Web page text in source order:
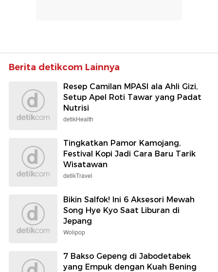
Berita detikcom Lainnya
Resep Camilan MPASI ala Ahli Gizi,
Setup Apel Roti Tawar yang Padat
Nutrisi
detikHealth
Tingkatkan Pamor Kamojang,
Festival Kopi Jadi Cara Baru Tarik
Wisatawan
detikTravel
Bikin Salfok! Ini 6 Aksesori Mewah
Song Hye Kyo Saat Liburan di
Jepang
Wolipop
7 Bakso Gepeng di Jabodetabek
yang Empuk dengan Kuah Bening